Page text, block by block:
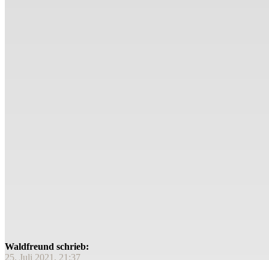
Waldfreund schrieb:
25. Juli 2021, 21:37